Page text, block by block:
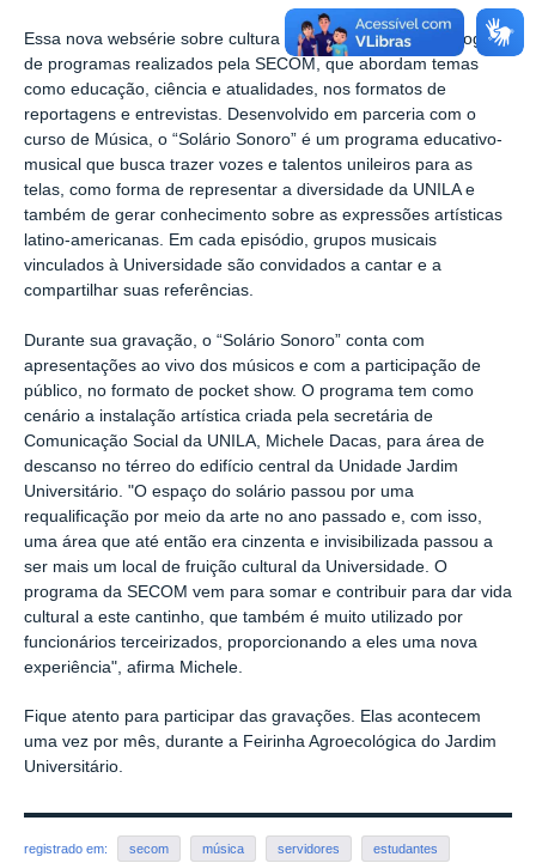
Essa nova websérie sobre cultura passa a integrar o catálogo
de programas realizados pela SECOM, que abordam temas
como educação, ciência e atualidades, nos formatos de
reportagens e entrevistas. Desenvolvido em parceria com o
curso de Música, o “Solário Sonoro” é um programa educativo-
musical que busca trazer vozes e talentos unileiros para as
telas, como forma de representar a diversidade da UNILA e
também de gerar conhecimento sobre as expressões artísticas
latino-americanas. Em cada episódio, grupos musicais
vinculados à Universidade são convidados a cantar e a
compartilhar suas referências.
Durante sua gravação, o “Solário Sonoro” conta com
apresentações ao vivo dos músicos e com a participação de
público, no formato de pocket show. O programa tem como
cenário a instalação artística criada pela secretária de
Comunicação Social da UNILA, Michele Dacas, para área de
descanso no térreo do edifício central da Unidade Jardim
Universitário. "O espaço do solário passou por uma
requalificação por meio da arte no ano passado e, com isso,
uma área que até então era cinzenta e invisibilizada passou a
ser mais um local de fruição cultural da Universidade. O
programa da SECOM vem para somar e contribuir para dar vida
cultural a este cantinho, que também é muito utilizado por
funcionários terceirizados, proporcionando a eles uma nova
experiência", afirma Michele.
Fique atento para participar das gravações. Elas acontecem
uma vez por mês, durante a Feirinha Agroecológica do Jardim
Universitário.
registrado em: secom música servidores estudantes